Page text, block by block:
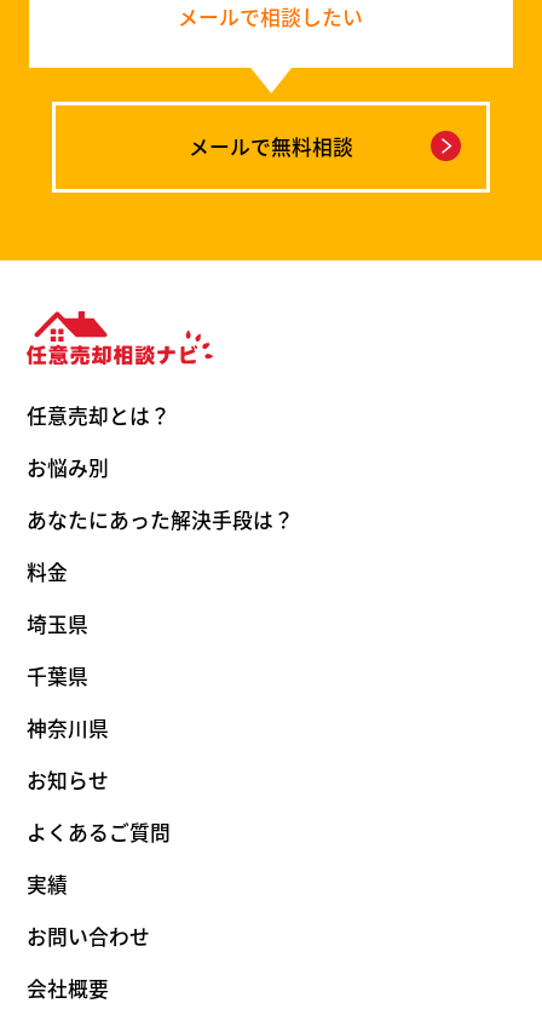
メールで相談したい
メールで無料相談
任意売却とは？
お悩み別
あなたにあった解決手段は？
料金
埼玉県
千葉県
神奈川県
お知らせ
よくあるご質問
実績
お問い合わせ
会社概要